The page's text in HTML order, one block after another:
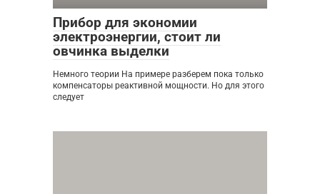
Прибор для экономии
электроэнергии, стоит ли
овчинка выделки
Немного теории На примере разберем пока только
компенсаторы реактивной мощности. Но для этого
следует